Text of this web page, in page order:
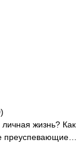
жизнь? Как
преуспевающие…